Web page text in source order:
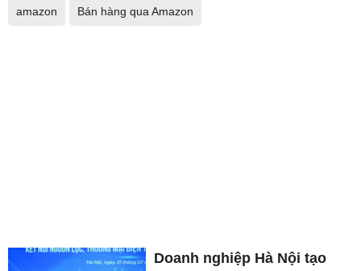
amazon Bán hàng qua Amazon
Doanh nghiệp Hà Nội tạo